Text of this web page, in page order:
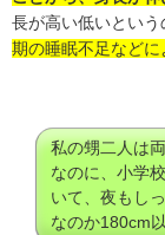
長が高い低いという
期の睡眠不足など
私の甥二人は
なのに、小学
いて、夜もし
なのか180cm